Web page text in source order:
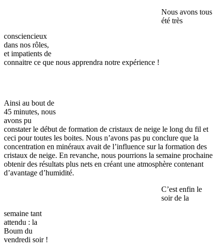
Nous avons tous
été très
consciencieux
dans nos rôles,
et impatients de
connaitre ce que nous apprendra notre expérience !
Ainsi au bout de
45 minutes, nous
avons pu
constater le début de formation de cristaux de neige le long du fil et
ceci pour toutes les boites. Nous n’avons pas pu conclure que la
concentration en minéraux avait de l’influence sur la formation des
cristaux de neige. En revanche, nous pourrions la semaine prochaine
obtenir des résultats plus nets en créant une atmosphère contenant
d’avantage d’humidité.
C’est enfin le
soir de la
semaine tant
attendu : la
Boum du
vendredi soir !